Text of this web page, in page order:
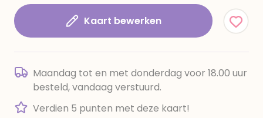
Kaart bewerken
Maandag tot en met donderdag voor 18.00 uur
besteld, vandaag verstuurd.
Verdien 5 punten met deze kaart!